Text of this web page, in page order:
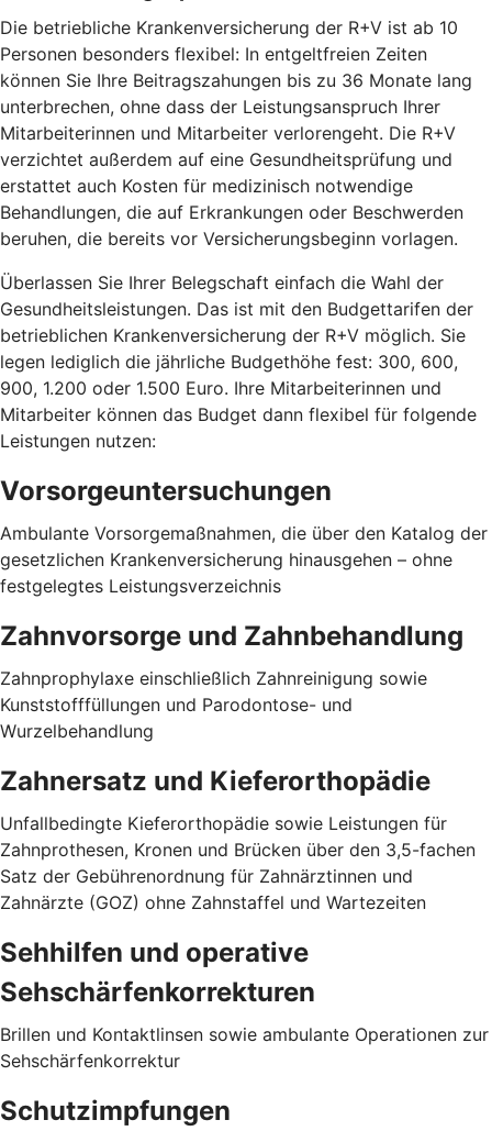
Die betriebliche Krankenversicherung der R+V ist ab 10
Personen besonders flexibel: In entgeltfreien Zeiten
können Sie Ihre Beitragszahungen bis zu 36 Monate lang
unterbrechen, ohne dass der Leistungsanspruch Ihrer
Mitarbeiterinnen und Mitarbeiter verlorengeht. Die R+V
verzichtet außerdem auf eine Gesundheitsprüfung und
erstattet auch Kosten für medizinisch notwendige
Behandlungen, die auf Erkrankungen oder Beschwerden
beruhen, die bereits vor Versicherungsbeginn vorlagen.
Überlassen Sie Ihrer Belegschaft einfach die Wahl der
Gesundheitsleistungen. Das ist mit den Budgettarifen der
betrieblichen Krankenversicherung der R+V möglich. Sie
legen lediglich die jährliche Budgethöhe fest: 300, 600,
900, 1.200 oder 1.500 Euro. Ihre Mitarbeiterinnen und
Mitarbeiter können das Budget dann flexibel für folgende
Leistungen nutzen:
Vorsorgeuntersuchungen
Ambulante Vorsorgemaßnahmen, die über den Katalog der
gesetzlichen Krankenversicherung hinausgehen – ohne
festgelegtes Leistungsverzeichnis
Zahnvorsorge und Zahnbehandlung
Zahnprophylaxe einschließlich Zahnreinigung sowie
Kunststofffüllungen und Parodontose- und
Wurzelbehandlung
Zahnersatz und Kieferorthopädie
Unfallbedingte Kieferorthopädie sowie Leistungen für
Zahnprothesen, Kronen und Brücken über den 3,5-fachen
Satz der Gebührenordnung für Zahnärztinnen und
Zahnärzte (GOZ) ohne Zahnstaffel und Wartezeiten
Sehhilfen und operative
Sehschärfenkorrekturen
Brillen und Kontaktlinsen sowie ambulante Operationen zur
Sehschärfenkorrektur
Schutzimpfungen